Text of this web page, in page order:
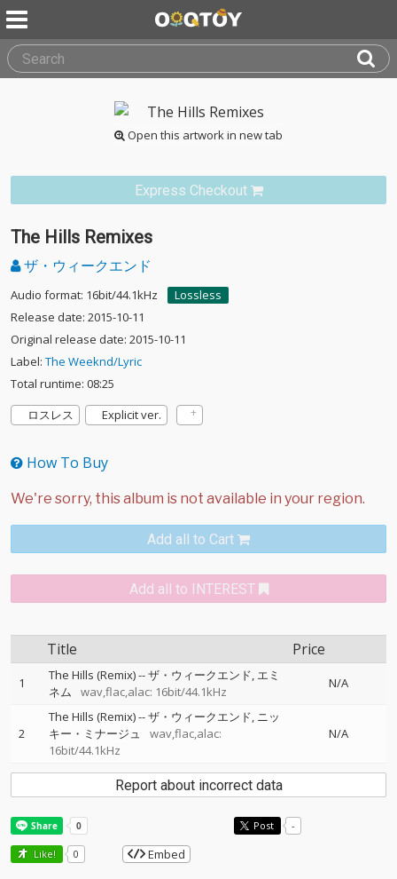
Open this artwork in new tab
Express Checkout
The Hills Remixes
ザ・ウィークエンド
Audio format: 16bit/44.1kHz
Lossless
Release date: 2015-10-11
Original release date: 2015-10-11
Label: The Weeknd/Lyric
Total runtime: 08:25
ロスレス
Explicit ver.
How To Buy
Add all to Cart
Add all to INTEREST
Title Price
1 The Hills (Remix)--ザ・ウィークエンド エミ
ネム
wav,flac,alac: 16bit/44.1kHz
N/A
2
The Hills (Remix)--ザ・ウィークエンド ニッ
キー・ミナージュ
wav,flac,alac:
16bit/44.1kHz
N/A
Report about incorrect data
Post -
Like! 0 Embed